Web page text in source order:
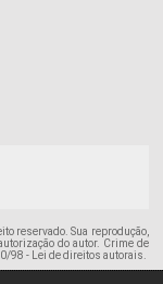
reservado. Sua reprodução,
do autor. Crime de
98 - Lei de direitos autorais